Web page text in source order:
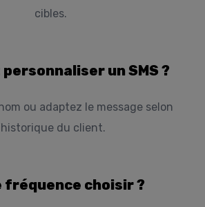
cibles.
un SMS ?
ou adaptez le message selon
du client.
fréquence choisir ?